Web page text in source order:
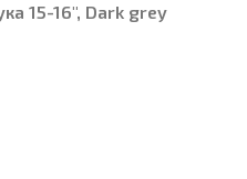
15-16", Dark grey